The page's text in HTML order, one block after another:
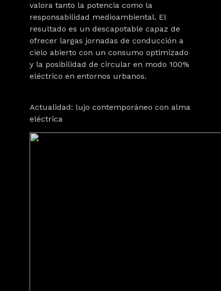
valora tanto la potencia como la
responsabilidad medioambiental. El
resultado es un descapotable capaz de
ofrecer largas jornadas de conducción a
cielo abierto con un consumo optimizado
y la posibilidad de circular en modo 100%
eléctrico en entornos urbanos.
Actualidad: lujo contemporáneo con alma
eléctrica